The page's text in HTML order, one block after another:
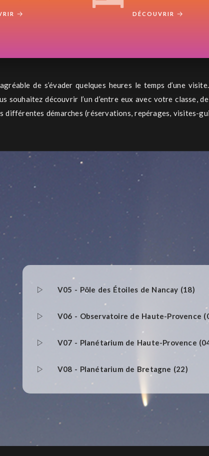
DÉCOUVRIR
de s’évader quelques heures le temps d’une
souhaitez découvrir l’un d’entre eux avec votre classe,
démarches (réservations, repérages, visites-
V05 - Pôle des Étoiles de Nancay (18)
V06 - Observatoire de Haute-Provence
V07 - Planétarium de Haute-Provence
V08 - Planétarium de Bretagne (22)